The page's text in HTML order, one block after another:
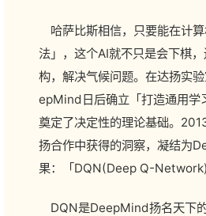
哈萨比斯相信，只要能在计
法」，这个AI就不只是会下棋
构，解决气候问题。在达扬实
epMind日后确立「打造通用学
奠定了决定性的理论基础。
扬合作中获得的洞察，凝结为
果：「DQN(Deep Q-Network)
DQN是DeepMind扬名天下